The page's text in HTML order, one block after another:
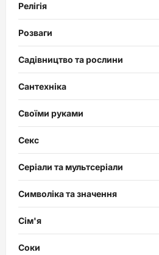
Релігія
Розваги
Садівництво та рослини
Сантехніка
Своїми руками
Секс
Серіали та мультсеріали
Символіка та значення
Сім'я
Соки